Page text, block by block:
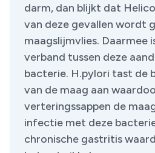
darm, dan blijkt dat
van deze gevallen wordt
maagslijmvlies. Daarmee
verband tussen deze
bacterie. H.pylori tast de
van de maag aan
verteringssappen de
infectie met deze
chronische gastritis